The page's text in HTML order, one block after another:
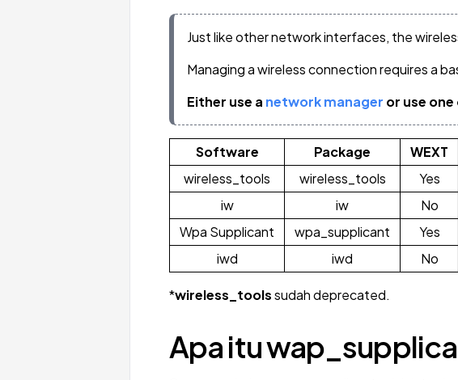
Just like other network interfaces, the
Managing a wireless connection requires a
Either use a network manager or use
Software Package WEXT
wireless_tools
wireless_tools Yes
iw
iw No
Wpa Supplicant
wpa_supplicant Yes
iwd
iwd No
*wireless_toolssudah deprecated.
Apa itu